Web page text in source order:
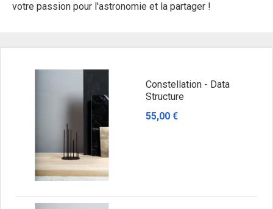
votre passion pour l'astronomie et la partager !
Constellation - Data
Structure
55,00 €